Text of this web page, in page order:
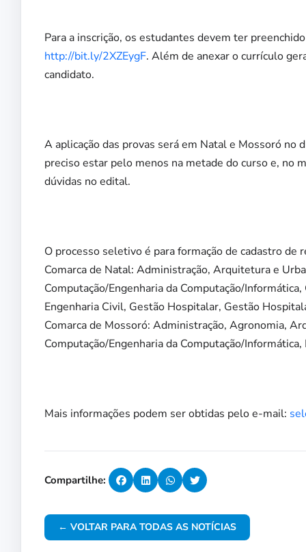
Para a inscrição, os estudantes devem ter
http://bit.ly/2XZEygF. Além de anexar o currículo
candidato.
A aplicação das provas será em Natal e Mossoró no
preciso estar pelo menos na metade do curso e, no
dúvidas no edital.
O processo seletivo é para formação de cadastro
Comarca de Natal: Administração, Arquitetura e
Computação/Engenharia da Computação/
Engenharia Civil, Gestão Hospitalar, Gestão
Comarca de Mossoró: Administração, Agronomia,
Computação/Engenharia da Computação/
Mais informações podem ser obtidas pelo e-mail:
Compartilhe:
← VOLTAR PARA TODAS AS NOTÍCIAS